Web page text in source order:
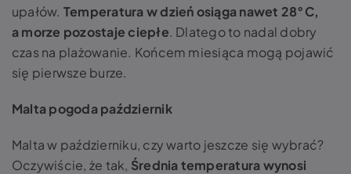
upałów. Temperatura w dzień osiąga nawet 28°C,
a morze pozostaje ciepłe. Dlatego to nadal dobry
czas na plażowanie. Końcem miesiąca mogą pojawić
się pierwsze burze.
Malta pogoda październik
Malta w październiku, czy warto jeszcze się wybrać?
Oczywiście, że tak, Średnia temperatura wynosi